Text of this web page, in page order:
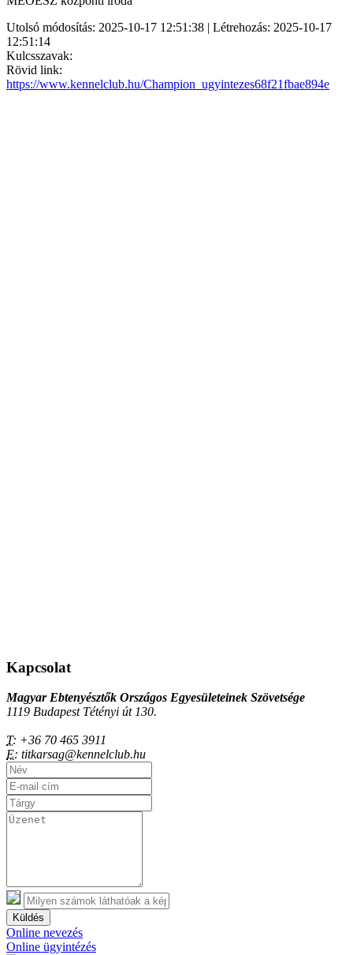
Utolsó módosítás: 2025-10-17 12:51:38 | Létrehozás: 2025-10-17
12:51:14
Kulcsszavak:
Rövid link:
https://www.kennelclub.hu/Champion_ugyintezes68f21fbae894e
Kapcsolat
Magyar Ebtenyésztők Országos Egyesületeinek Szövetsége
1119 Budapest Tétényi út 130.
T: +36 70 465 3911
E: titkarsag@kennelclub.hu
Küldés
Online nevezés
Online ügyintézés